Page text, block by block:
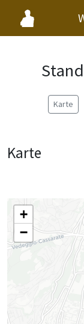
Karte
Karte
+
−